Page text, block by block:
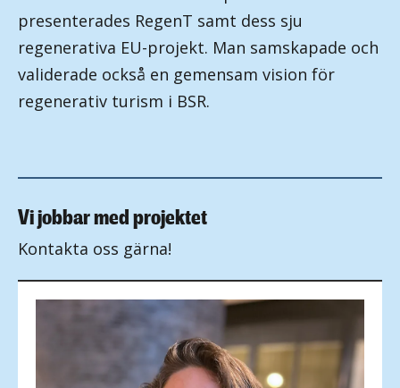
presenterades RegenT samt dess sju
regenerativa EU-projekt. Man samskapade och
validerade också en gemensam vision för
regenerativ turism i BSR.
Vi jobbar med projektet
Kontakta oss gärna!